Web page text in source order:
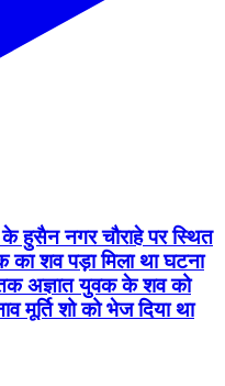
के हुसैन नगर चौराहे पर स्थित
शव पड़ा मिला था घटना
अज्ञात युवक के शव को
मूर्ति शो को भेज दिया था